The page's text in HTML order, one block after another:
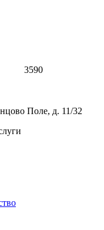
3590
Поле, д. 11/32